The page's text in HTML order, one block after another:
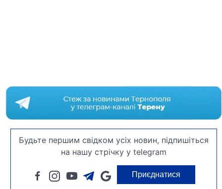
Будьте першим свідком усіх новин, підпишіться
на нашу стрічку у telegram
Приєднатися